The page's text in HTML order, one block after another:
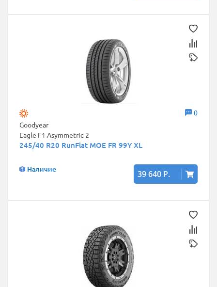
0
Goodyear
Eagle F1 Asymmetric 2
245/40 R20 RunFlat MOE FR 99Y XL
Наличие 39 640 Р.